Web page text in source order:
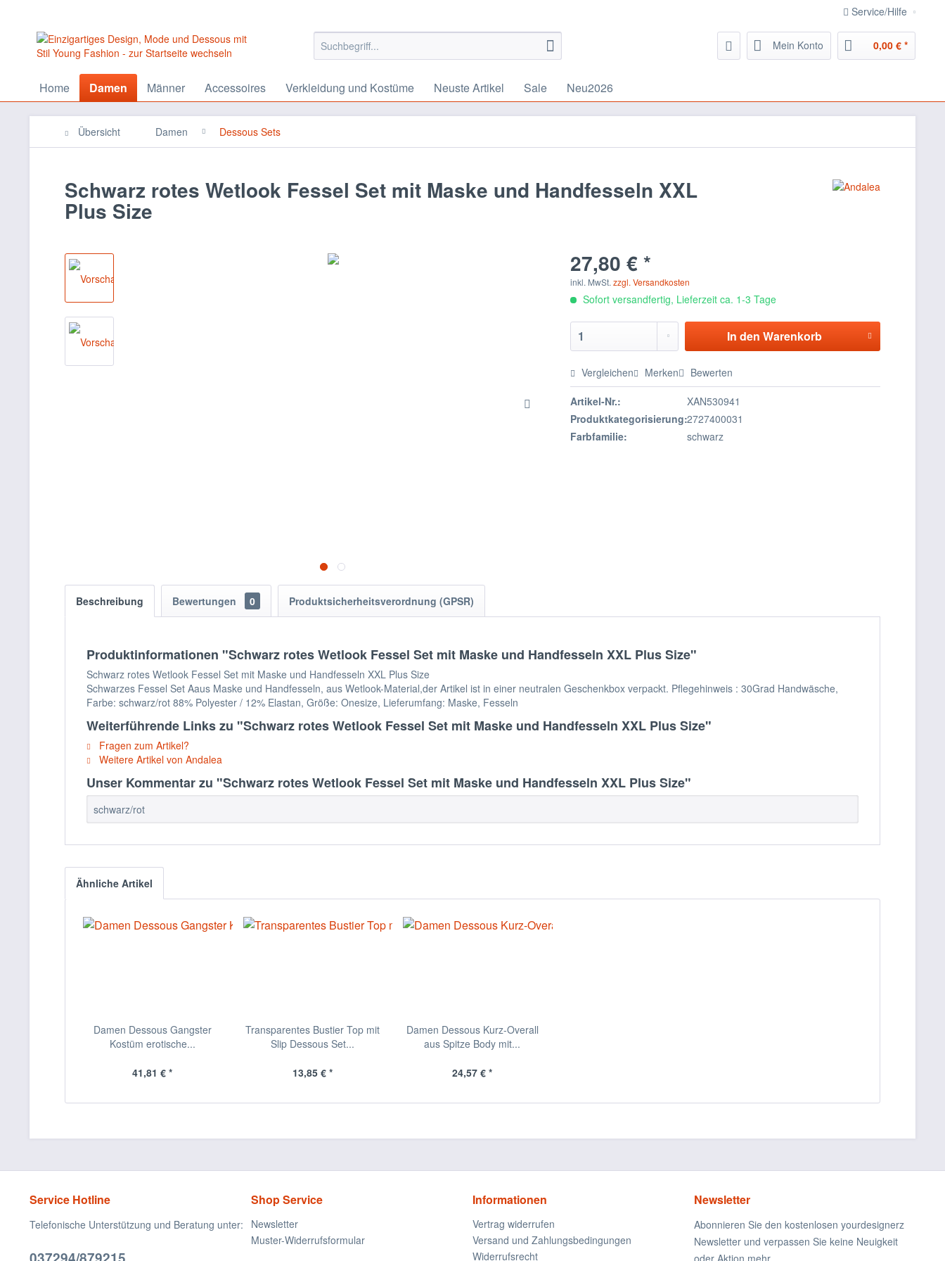
Service/Hilfe
Mein Konto 0,00 € *
Home Damen Männer Accessoires Verkleidung und Kostüme Neuste Artikel Sale Neu2026
Übersicht Damen Dessous Sets
Schwarz rotes Wetlook Fessel Set mit Maske und Handfesseln XXL
Plus Size
27,80 € *
inkl. MwSt.zzgl. Versandkosten
Sofort versandfertig, Lieferzeit ca. 1-3 Tage
In den Warenkorb
Vergleichen Merken Bewerten
Artikel-Nr.:
XAN530941
Produktkategorisierung:2727400031
Farbfamilie:
schwarz
Beschreibung Bewertungen 0 Produktsicherheitsverordnung (GPSR)
Produktinformationen "Schwarz rotes Wetlook Fessel Set mit Maske und Handfesseln XXL Plus Size"
Schwarz rotes Wetlook Fessel Set mit Maske und Handfesseln XXL Plus Size
Schwarzes Fessel Set Aaus Maske und Handfesseln, aus Wetlook-Material,der Artikel ist in einer neutralen Geschenkbox verpackt. Pflegehinweis : 30Grad Handwäsche,
Farbe: schwarz/rot 88% Polyester / 12% Elastan, Größe: Onesize, Lieferumfang: Maske, Fesseln
Weiterführende Links zu "Schwarz rotes Wetlook Fessel Set mit Maske und Handfesseln XXL Plus Size"
Fragen zum Artikel?
Weitere Artikel von Andalea
Unser Kommentar zu "Schwarz rotes Wetlook Fessel Set mit Maske und Handfesseln XXL Plus Size"
schwarz/rot
Ähnliche Artikel
Damen Dessous Gangster
Kostüm erotische...
41,81 € *
Transparentes Bustier Top mit
Slip Dessous Set...
13,85 € *
Damen Dessous Kurz-Overall
aus Spitze Body mit...
24,57 € *
Service Hotline
Telefonische Unterstützung und Beratung unter:
Shop Service
Newsletter
Muster-Widerrufsformular
Informationen
Vertrag widerrufen
Versand und Zahlungsbedingungen
Widerrufsrecht
Newsletter
Abonnieren Sie den kostenlosen yourdesignerz
Newsletter und verpassen Sie keine Neuigkeit
oder Aktion mehr.